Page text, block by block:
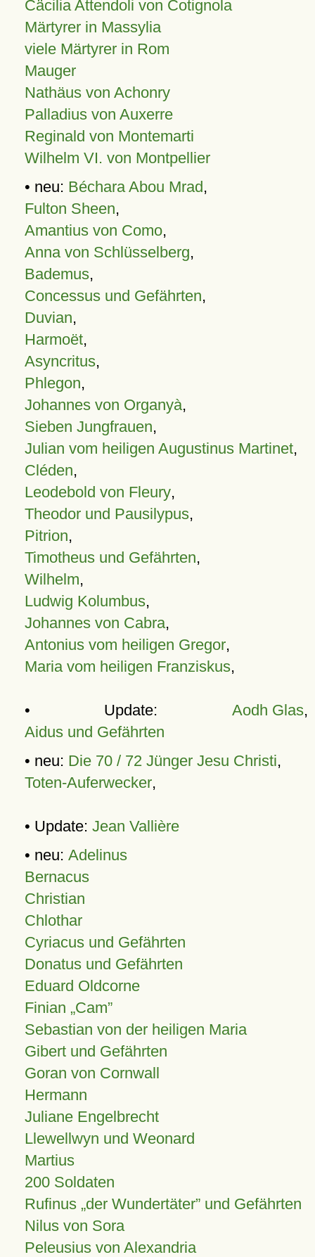
Cäcilia Attendoli von Cotignola
Märtyrer in Massylia
viele Märtyrer in Rom
Mauger
Nathäus von Achonry
Palladius von Auxerre
Reginald von Montemarti
Wilhelm VI. von Montpellier
• neu: Béchara Abou Mrad,
Fulton Sheen,
Amantius von Como,
Anna von Schlüsselberg,
Bademus,
Concessus und Gefährten,
Duvian,
Harmoët,
Asyncritus,
Phlegon,
Johannes von Organyà,
Sieben Jungfrauen,
Julian vom heiligen Augustinus Martinet,
Cléden,
Leodebold von Fleury,
Theodor und Pausilypus,
Pitrion,
Timotheus und Gefährten,
Wilhelm,
Ludwig Kolumbus,
Johannes von Cabra,
Antonius vom heiligen Gregor,
Maria vom heiligen Franziskus,
• Update: Aodh Glas,
Aidus und Gefährten
• neu: Die 70 / 72 Jünger Jesu Christi,
Toten-Auferwecker,
• Update: Jean Vallière
• neu: Adelinus
Bernacus
Christian
Chlothar
Cyriacus und Gefährten
Donatus und Gefährten
Eduard Oldcorne
Finian Cam
Sebastian von der heiligen Maria
Gibert und Gefährten
Goran von Cornwall
Hermann
Juliane Engelbrecht
Llewellwyn und Weonard
Martius
200 Soldaten
Rufinus „der Wundertäter” und Gefährten
Nilus von Sora
Peleusius von Alexandria